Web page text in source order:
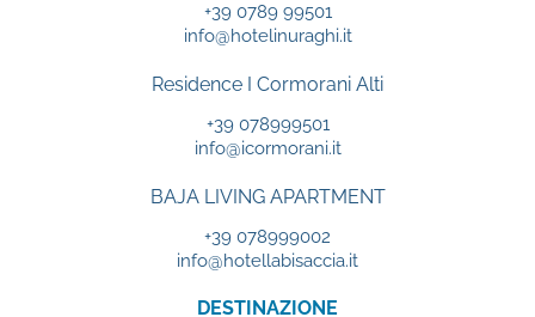
+39 0789 99501
info@hotelinuraghi.it
Residence I Cormorani Alti
+39 078999501
info@icormorani.it
BAJA LIVING APARTMENT
+39 078999002
info@hotellabisaccia.it
DESTINAZIONE